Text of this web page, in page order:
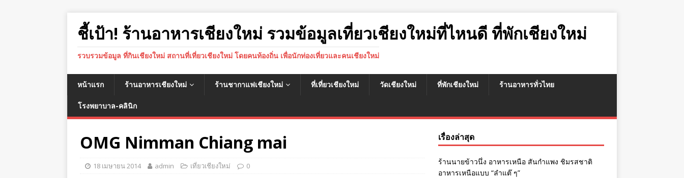
ชี้เป้า! ร้านอาหารเชียงใหม่ รวมข้อมูลเที่ยวเชียงใหม่ที่ไหนดี ที่พักเชียงใหม่
รวบรวมข้อมูล ที่กินเชียงใหม่ สถานที่เที่ยวเชียงใหม่ โดยคนท้องถิ่น เพื่อนักท่องเที่ยวและคนเชียงใหม่
หน้าแรก ร้านอาหารเชียงใหม่ ร้านชากาแฟเชียงใหม่ ที่เที่ยวเชียงใหม่ วัดเชียงใหม่ ที่พักเชียงใหม่ ร้านอาหารทั่วไทย
โรงพยาบาล-คลินิก
OMG Nimman Chiang mai
18 เมษายน 2014 admin เที่ยวเชียงใหม่ 0
เรื่องล่าสุด
ร้านนายข้าวนึ่ง อาหารเหนือ สันกำแพง ชิมรสชาติ
อาหารเหนือแบบ “ลำแต๊ ๆ”